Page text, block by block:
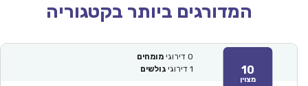
המדורגים ביותר בקטגוריה
10
מצוין
0 דירוגי מומחים
1 דירוגי גולשים